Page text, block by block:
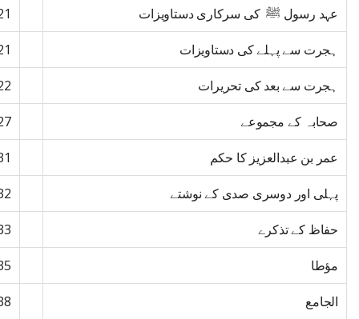
عہد رسول ﷺ کی سرکاری دستاویزات
ہجرت سے پہلے کی دستاویزات
ہجرت سے بعد کی تحریرات
صحابہ کے مجموعے
عمر بن عبدالعزیز کا حکم
پہلی اور دوسری صدی کے نوشتے
حفاظ کے تذکرے
مؤطا
الجامع